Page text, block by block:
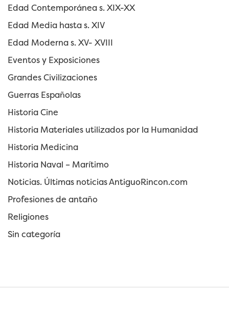
Edad Contemporánea s. XIX-XX
Edad Media hasta s. XIV
Edad Moderna s. XV- XVIII
Eventos y Exposiciones
Grandes Civilizaciones
Guerras Españolas
Historia Cine
Historia Materiales utilizados por la Humanidad
Historia Medicina
Historia Naval – Marítimo
Noticias. Últimas noticias AntiguoRincon.com
Profesiones de antaño
Religiones
Sin categoría